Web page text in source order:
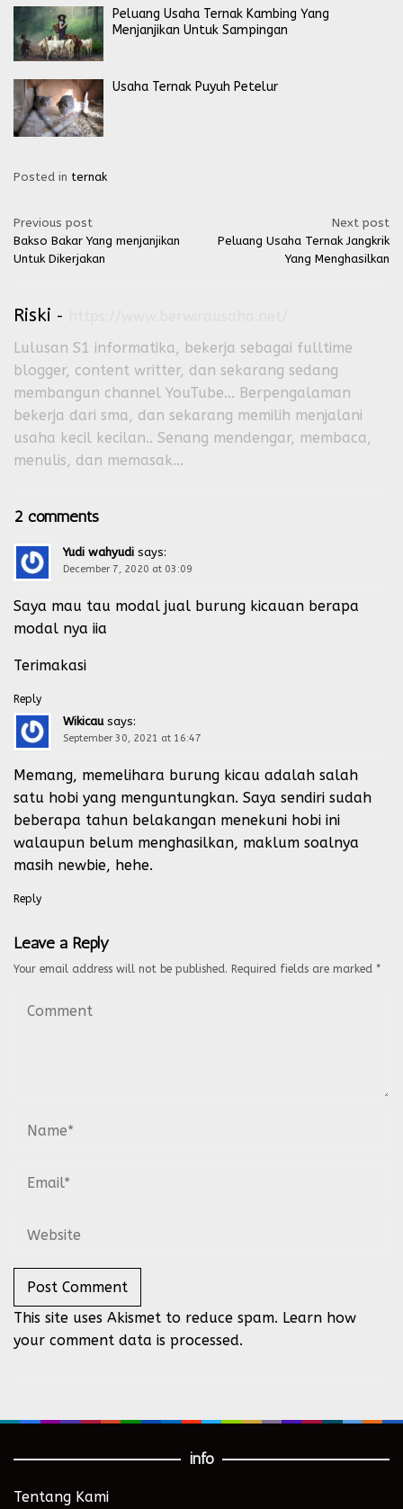
Peluang Usaha Ternak Kambing Yang
Menjanjikan Untuk Sampingan
Usaha Ternak Puyuh Petelur
Posted in ternak
Post
navigation
Previous post
Bakso Bakar Yang menjanjikan
Untuk Dikerjakan
Next post
Peluang Usaha Ternak Jangkrik
Yang Menghasilkan
Riski -
Lulusan S1 informatika, bekerja sebagai fulltime
blogger, content writter, dan sekarang sedang
membangun channel YouTube... Berpengalaman
bekerja dari sma, dan sekarang memilih menjalani
usaha kecil kecilan.. Senang mendengar, membaca,
menulis, dan memasak...
2 comments
Yudi wahyudi says:
December 7, 2020 at 03:09
Saya mau tau modal jual burung kicauan berapa
modal nya iia
Terimakasi
Reply
Wikicau says:
September 30, 2021 at 16:47
Memang, memelihara burung kicau adalah salah
satu hobi yang menguntungkan. Saya sendiri sudah
beberapa tahun belakangan menekuni hobi ini
walaupun belum menghasilkan, maklum soalnya
masih newbie, hehe.
Reply
Leave a Reply
Your email address will not be published. Required fields are marked *
This site uses Akismet to reduce spam. Learn how
your comment data is processed.
info
Tentang Kami